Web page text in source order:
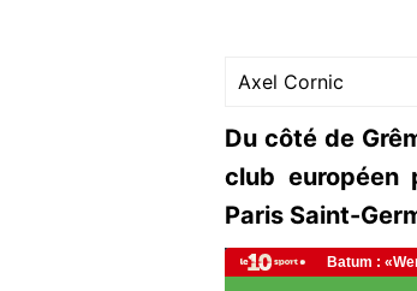
Axel Cornic
Du côté de
club européen
Paris Saint-